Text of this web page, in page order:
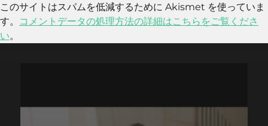
このサイトはスパムを低減するために Akismet を使っていま
す。
コメントデータの処理方法の詳細はこちらをご覧くださ
い。